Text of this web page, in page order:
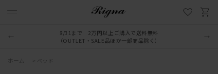
8/31まで 2万円以上ご購入で送料無料
（OUTLET・SALE品ほか一部商品除く）
ホーム ベッド